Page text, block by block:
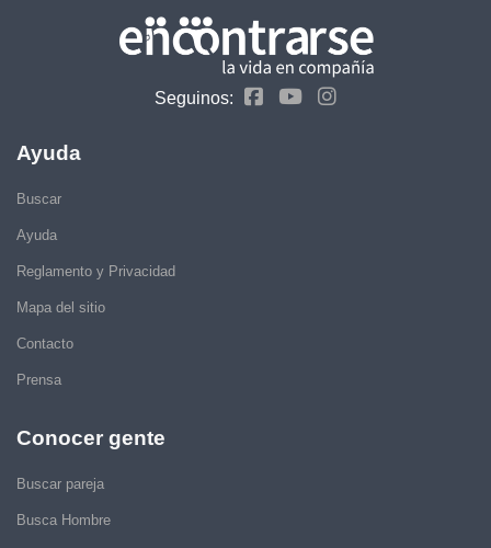
Seguinos:
Ayuda
Buscar
Ayuda
Reglamento y Privacidad
Mapa del sitio
Contacto
Prensa
Conocer gente
Buscar pareja
Busca Hombre